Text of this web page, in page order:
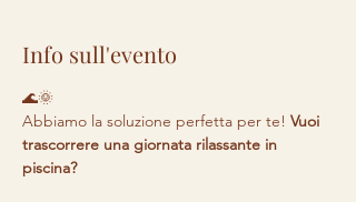
Info sull'evento
🌊🌞
Abbiamo la soluzione perfetta per te! Vuoi
trascorrere una giornata rilassante in
piscina?